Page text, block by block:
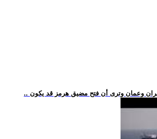
وعمان وترى أن فتح مضيق هرمز قد يكون